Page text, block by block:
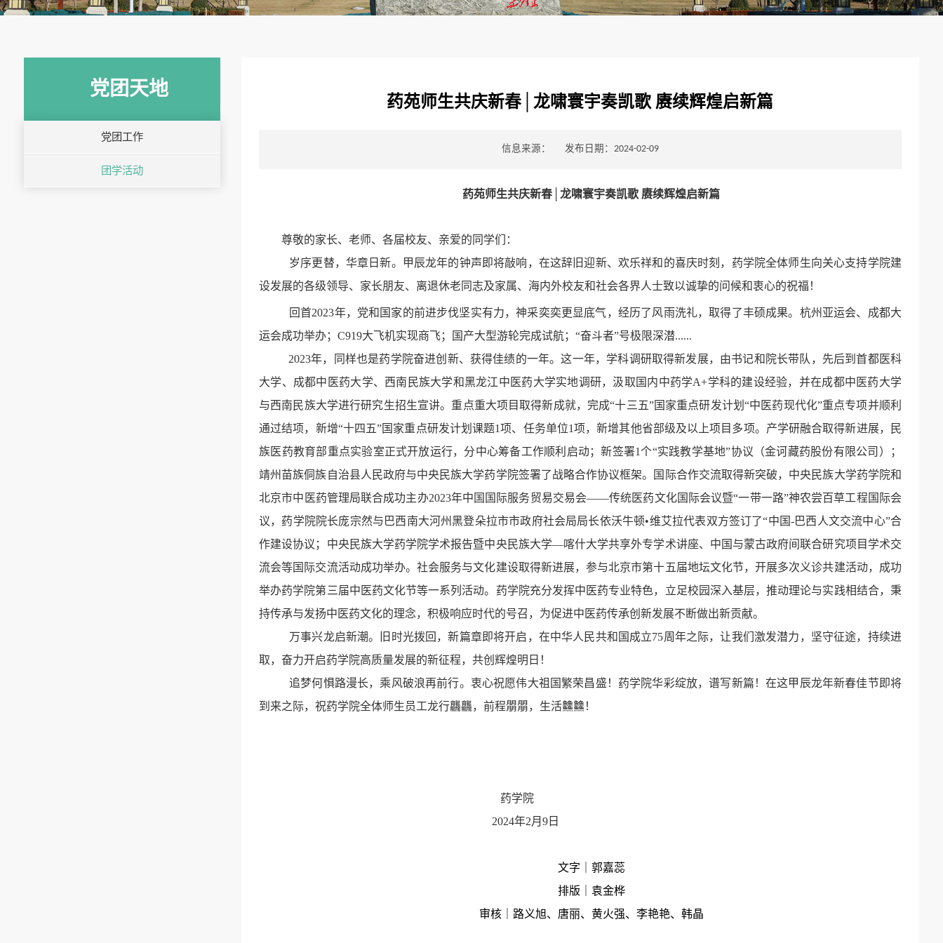
党团天地
党团工作
团学活动
药苑师生共庆新春│龙啸寰宇奏凯歌 赓续辉煌启新篇
信息来源： 发布日期：2024-02-09
药苑师生共庆新春 │龙啸寰宇奏凯歌 赓续辉煌启新篇
尊敬的家长、老师、各届校友、亲爱的同学们：
岁序更替，华章日新。甲辰龙年的钟声即将敲响，在这辞旧迎新、欢乐祥和的喜庆时刻，药学院全体师生向关心支持学院建
设发展的各级领导、家长朋友、离退休老同志及家属、海内外校友和社会各界人士致以诚挚的问候和衷心的祝福！
回首2023年，党和国家的前进步伐坚实有力，神采奕奕更显底气，经历了风雨洗礼，取得了丰硕成果。杭州亚运会、成都大
运会成功举办；C919大飞机实现商飞；国产大型游轮完成试航；“奋斗者”号极限深潜......
2023年，同样也是药学院奋进创新、获得佳绩的一年。这一年，学科调研取得新发展， 由书记和院长带队，先后到首都医科
大学、成都中医药大学、西南民族大学和黑龙江中医药大学实地调研，汲取国内中药学A+学科的建设经验，并在成都中医药大学
与西南民族大学进行研究生招生宣讲。 重点重大项目取得新成就，完成“十三五”国家重点研发计划“中医药现代化”重点专项并顺利
通过结项，新增“十四五”国家重点研发计划课题1项、任务单位1项，新增其他省部级及以上项目多项。产学研融合取得新进展，民
族医药教育部重点实验室正式开放运行，分中心筹备工作顺利启动；新签署1个“实践教学基地”协议（金诃藏药股份有限公司）；
靖州苗族侗族自治县人民政府与中央民族大学药学院签署了战略合作协议框架。国际合作交流取得新突破，中央民族大学药学院和
北京市中医药管理局联合成功主办2023年中国国际服务贸易交易会——传统医药文化国际会议暨“一带一路”神农尝百草工程国际会
议，药学院院长庞宗然与巴西南大河州黑登朵拉市市政府社会局局长依沃牛顿•维艾拉代表双方签订了“中国-巴西人文交流中心”合
作建设协议；中央民族大学药学院学术报告暨中央民族大学—喀什大学共享外专学术讲座、中国与蒙古政府间联合研究项目学术交
流会等国际交流活动成功举办。社会服务与文化建设取得新进展，参与北京市第十五届地坛文化节，开展多次义诊共建活动，成功
举办药学院第三届中医药文化节等一系列活动。药学院充分发挥中医药专业特色，立足校园深入基层，推动理论与实践相结合，秉
持传承与发扬中医药文化的理念，积极响应时代的号召，为促进中医药传承创新发展不断做出新贡献。
万事兴龙启新潮。旧时光拨回，新篇章即将开启，在中华人民共和国成立75周年之际，让我们激发潜力，坚守征途，持续进
取，奋力开启药学院高质量发展的新征程，共创辉煌明日！
追梦何惧路漫长，乘风破浪再前行。衷心祝愿伟大祖国繁荣昌盛！药学院华彩绽放，谱写新篇！在这甲辰龙年新春佳节即将
到来之际，祝药学院全体师生员工龙行龘龘，前程朤朤，生活䲜䲜！
药学院
2024年2月9日
文字｜郭嘉蕊
排版｜袁金桦
审核｜路义旭、唐丽、黄火强、李艳艳、韩晶